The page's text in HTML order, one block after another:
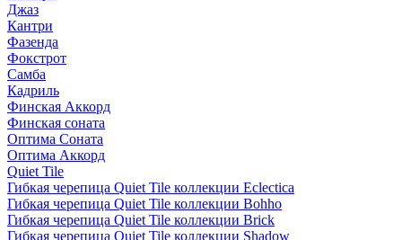
Джаз
Кантри
Фазенда
Фокстрот
Самба
Кадриль
Финская Аккорд
Финская соната
Оптима Соната
Оптима Аккорд
Quiet Tile
Гибкая черепица Quiet Tile коллекции Eclectica
Гибкая черепица Quiet Tile коллекции Bohho
Гибкая черепица Quiet Tile коллекции Brick
Гибкая черепица Quiet Tile коллекции Shadow